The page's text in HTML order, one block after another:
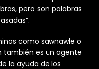
pero son palabras
como sawnawle o
también es un agente
la ayuda de los